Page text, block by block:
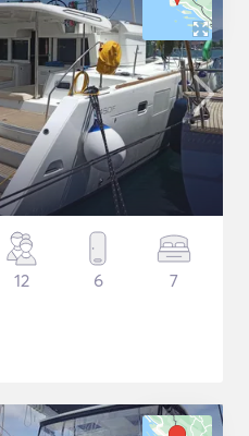
12 6 7